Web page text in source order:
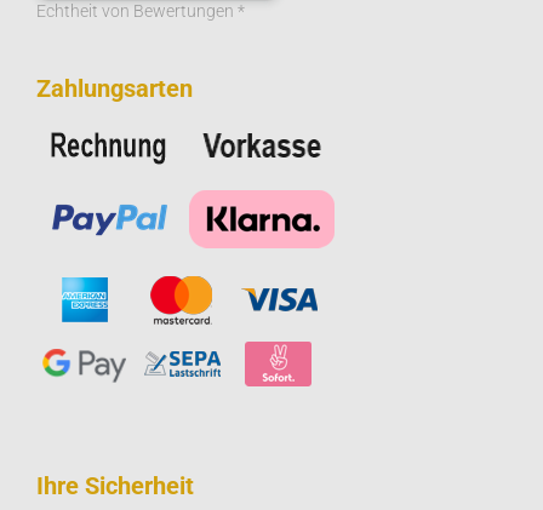
Echtheit von Bewertungen *
Zahlungsarten
Ihre Sicherheit